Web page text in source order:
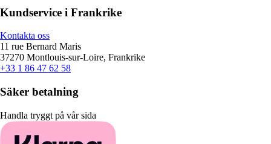
Kundservice i Frankrike
Kontakta oss
11 rue Bernard Maris
37270 Montlouis-sur-Loire, Frankrike
+33 1 86 47 62 58
Säker betalning
Handla tryggt på vår sida